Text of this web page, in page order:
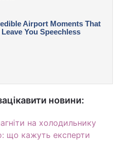
новини:
на холодильнику
що кажуть експерти